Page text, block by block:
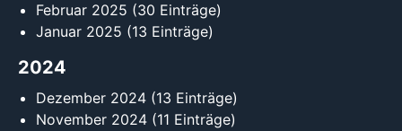
Februar 2025 (30 Einträge)
Januar 2025 (13 Einträge)
2024
Dezember 2024 (13 Einträge)
November 2024 (11 Einträge)